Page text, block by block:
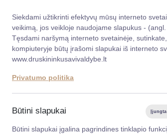
Siekdami užtikrinti efektyvų mūsų interneto
veikimą, jos veikloje naudojame slapukus - (angl.
Tęsdami naršymą interneto svetainėje,
kompiuteryje būtų įrašomi slapukai iš interneto
www.druskininkusavivaldybe.lt
Privatumo politika
Būtini slapukai Įjungta
Būtini slapukai įgalina pagrindines tinklapio
Taryba Meras
Karjera DUK
2026-